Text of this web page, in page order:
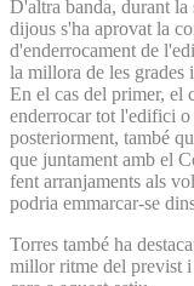
D'altra banda, durant la
dijous s'ha aprovat la
d'enderrocament de
la millora de les grades
En el cas del primer, el
enderrocar tot l'edifici o
posteriorment, també
que juntament amb el
fent arranjaments als
podria emmarcar-se
Torres també ha
millor ritme del previst i